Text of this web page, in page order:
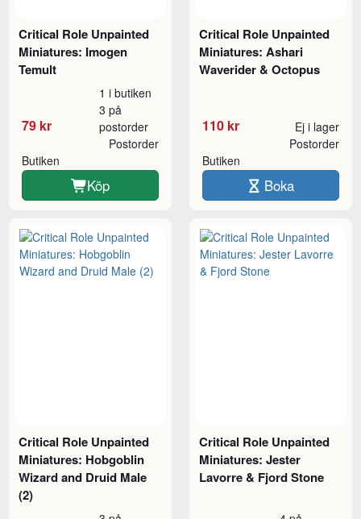
Critical Role Unpainted
Miniatures: Imogen
Temult
79 kr
1 i butiken
3 på
postorder
Butiken
Postorder
Köp
Critical Role Unpainted
Miniatures: Ashari
Waverider & Octopus
110 kr Ej i lager
Butiken
Postorder
Boka
Critical Role Unpainted
Miniatures: Hobgoblin
Wizard and Druid Male
(2)
Critical Role Unpainted
Miniatures: Jester
Lavorre & Fjord Stone